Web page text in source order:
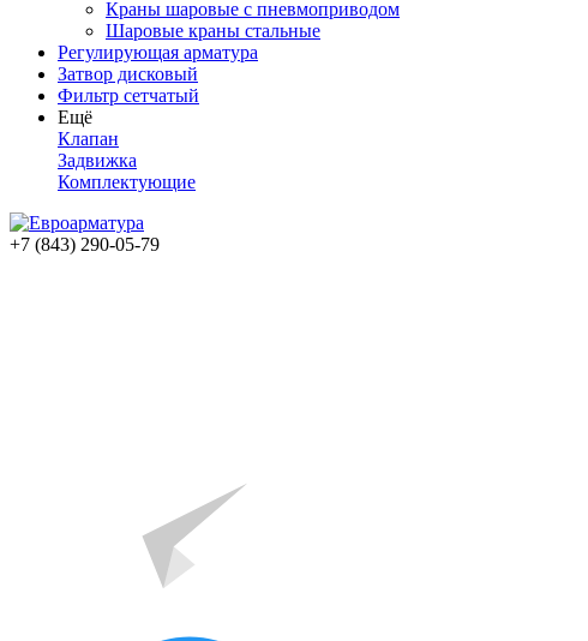
Краны шаровые с пневмоприводом
Шаровые краны стальные
Регулирующая арматура
Затвор дисковый
Фильтр сетчатый
Ещё
Клапан
Задвижка
Комплектующие
+7 (843) 290-05-79